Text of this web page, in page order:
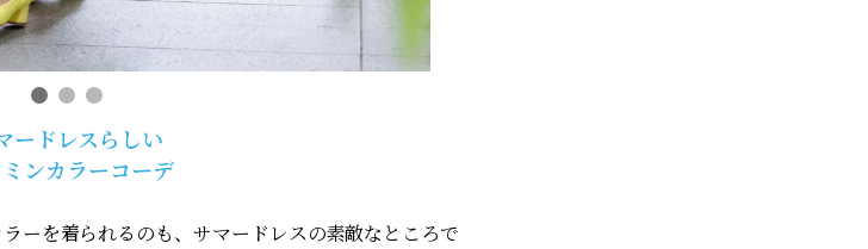
ードレスらしい
ンカラーコーデ
ーを着られるのも、サマードレスの素敵なところで